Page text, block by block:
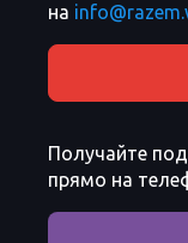
на
Получайте
прямо на